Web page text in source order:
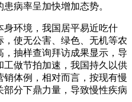
病率呈加快增加态势。
环境，我国居平易近吃什
使无公害、绿色、无机等农
抽样查询拜访成果显示，导
做节拍加速，我国持久以供
体例，相对而言，按现有慢
分下鼎力量，导致慢性疾病